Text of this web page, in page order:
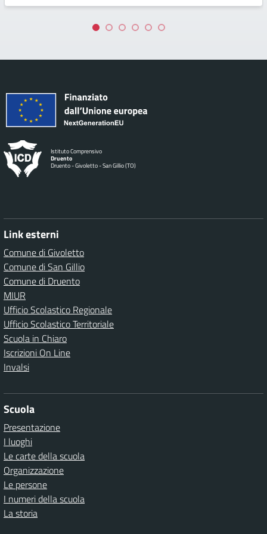
Istituto Comprensivo
Druento
Druento - Givoletto - San Gillio (TO)
Link esterni
Comune di Givoletto
Comune di San Gillio
Comune di Druento
MIUR
Ufficio Scolastico Regionale
Ufficio Scolastico Territoriale
Scuola in Chiaro
Iscrizioni On Line
Invalsi
Scuola
Presentazione
I luoghi
Le carte della scuola
Organizzazione
Le persone
I numeri della scuola
La storia